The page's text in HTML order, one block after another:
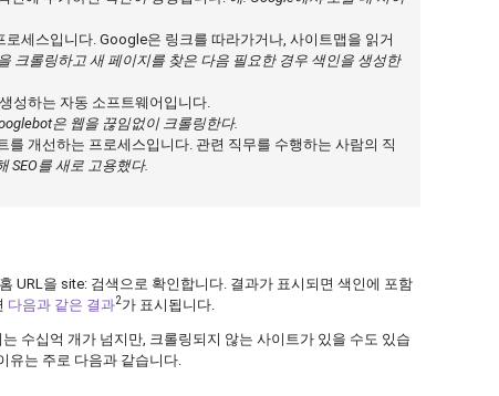
세스입니다. Google은 링크를 따라가거나, 사이트맵을 읽거
크롤링하고 새 페이지를 찾은 다음 필요한 경우 색인을 생성한
성하는 자동 소프트웨어입니다.
은 웹을 끊임없이 크롤링한다.
개선하는 프로세스입니다. 관련 직무를 수행하는 사람의 직
SEO를 새로 고용했다.
URL을 site: 검색으로 확인합니다. 결과가 표시되면 색인에 포함
다음과 같은 결과2가 표시됩니다.
수십억 개가 넘지만, 크롤링되지 않는 사이트가 있을 수도 있습
유는 주로 다음과 같습니다.